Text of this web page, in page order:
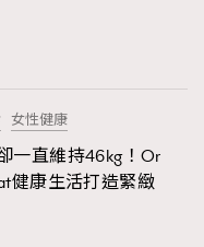
547
281
17
12
Exhibition
女性健康
一直維持46kg！Or
健康生活打造緊緻